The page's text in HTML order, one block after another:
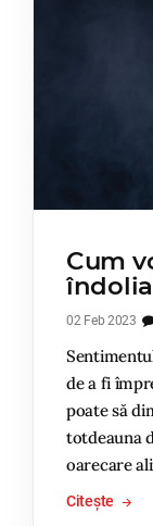
Cum
02 Feb 2023
de a fi
poate să
totdeauna
oarecare
Citește